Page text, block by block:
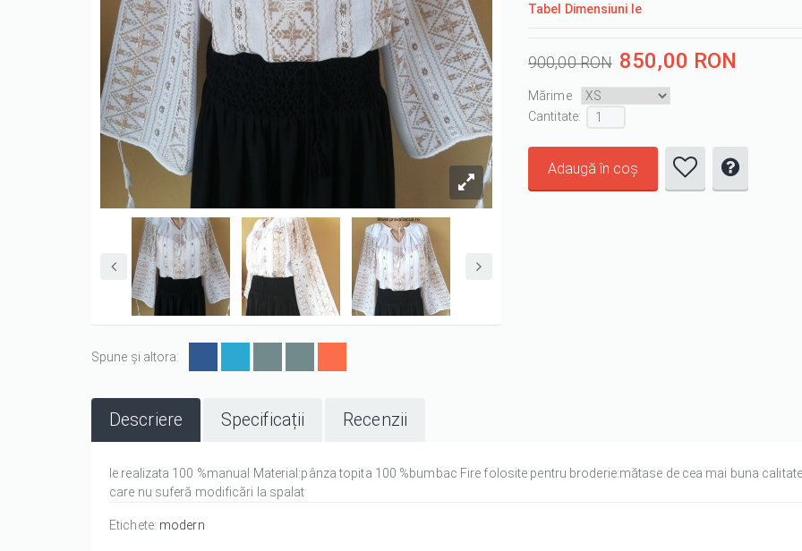
Tabel Dimensiuni Ie
900,00 RON 850,00 RON
Mărime
Cantitate :
Spune și altora:
Descriere Specificații Recenzii
Ie realizata 100 %manual Material:pânza topita 100 %bumbac Fire folosite pentru broderie:mătase de cea mai buna calitate,
care nu suferă modificări la spalat
Etichete: modern